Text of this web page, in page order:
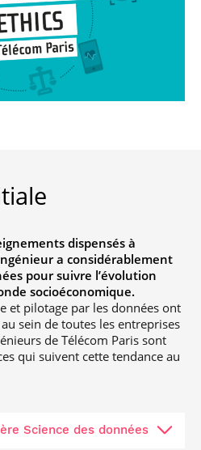
dispensés à
a considérablement
pour suivre l’évolution
socioéconomique.
et pilotage par les données ont
sein de toutes les entreprises
de Télécom Paris sont
qui suivent cette tendance au
Science des données